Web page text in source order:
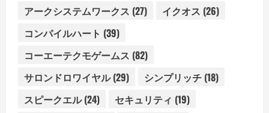
アークシステムワークス (27) イクオス (26)
コンパイルハート (39)
コーエーテクモゲームス (82)
サロンドロワイヤル(29) シンプリッチ (18)
スピークエル(24) セキュリティ (19)